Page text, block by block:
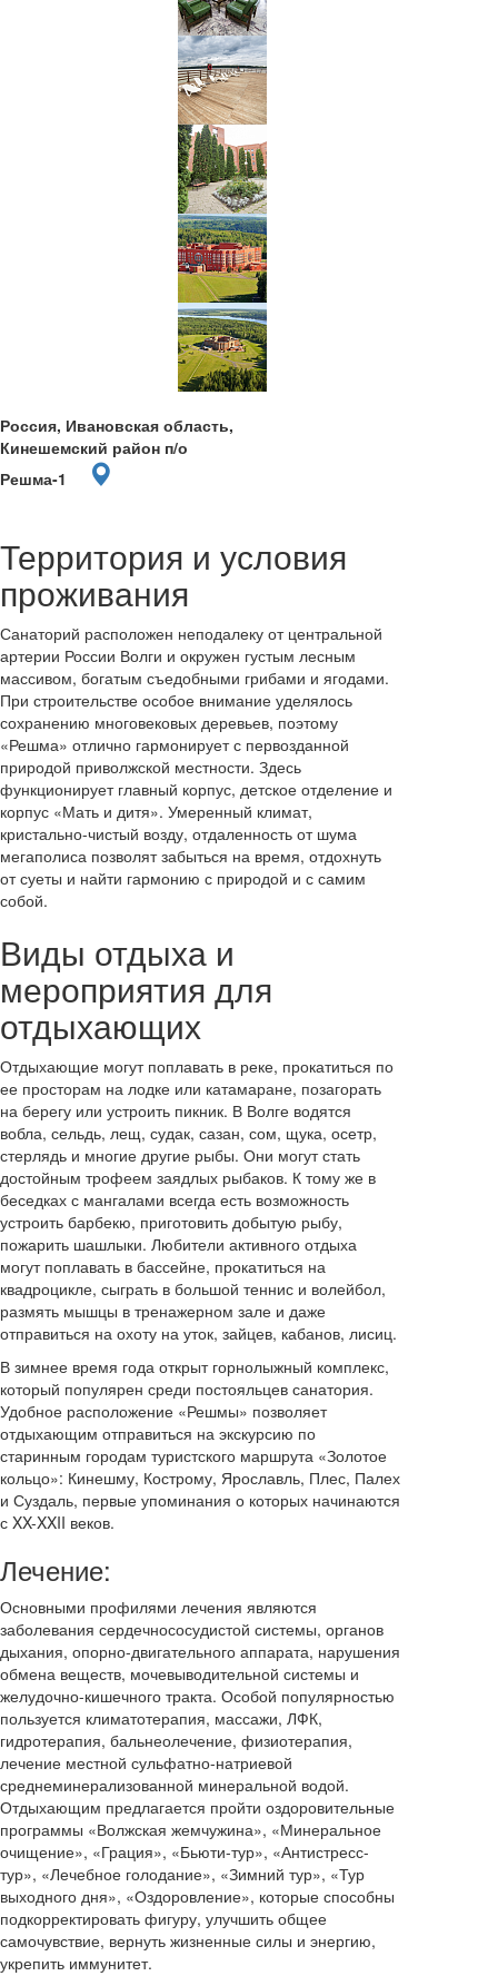
Россия, Ивановская область,
Кинешемский район п/о
Решма-1
Территория и условия
проживания
Санаторий расположен неподалеку от центральной
артерии России Волги и окружен густым лесным
массивом, богатым съедобными грибами и ягодами.
При строительстве особое внимание уделялось
сохранению многовековых деревьев, поэтому
«Решма» отлично гармонирует с первозданной
природой приволжской местности. Здесь
функционирует главный корпус, детское отделение и
корпус «Мать и дитя». Умеренный климат,
кристально-чистый возду, отдаленность от шума
мегаполиса позволят забыться на время, отдохнуть
от суеты и найти гармонию с природой и с самим
собой.
Виды отдыха и
мероприятия для
отдыхающих
Отдыхающие могут поплавать в реке, прокатиться по
ее просторам на лодке или катамаране, позагорать
на берегу или устроить пикник. В Волге водятся
вобла, сельдь, лещ, судак, сазан, сом, щука, осетр,
стерлядь и многие другие рыбы. Они могут стать
достойным трофеем заядлых рыбаков. К тому же в
беседках с мангалами всегда есть возможность
устроить барбекю, приготовить добытую рыбу,
пожарить шашлыки. Любители активного отдыха
могут поплавать в бассейне, прокатиться на
квадроцикле, сыграть в большой теннис и волейбол,
размять мышцы в тренажерном зале и даже
отправиться на охоту на уток, зайцев, кабанов, лисиц.
В зимнее время года открыт горнолыжный комплекс,
который популярен среди постояльцев санатория.
Удобное расположение «Решмы» позволяет
отдыхающим отправиться на экскурсию по
старинным городам туристского маршрута «Золотое
кольцо»: Кинешму, Кострому, Ярославль, Плес, Палех
и Суздаль, первые упоминания о которых начинаются
с XX-XXII веков.
Лечение:
Основными профилями лечения являются
заболевания сердечнососудистой системы, органов
дыхания, опорно-двигательного аппарата, нарушения
обмена веществ, мочевыводительной системы и
желудочно-кишечного тракта. Особой популярностью
пользуется климатотерапия, массажи, ЛФК,
гидротерапия, бальнеолечение, физиотерапия,
лечение местной сульфатно-натриевой
среднеминерализованной минеральной водой.
Отдыхающим предлагается пройти оздоровительные
программы «Волжская жемчужина», «Минеральное
очищение», «Грация», «Бьюти-тур», «Антистресс-
тур», «Лечебное голодание», «Зимний тур», «Тур
выходного дня», «Оздоровление», которые способны
подкорректировать фигуру, улучшить общее
самочувствие, вернуть жизненные силы и энергию,
укрепить иммунитет.